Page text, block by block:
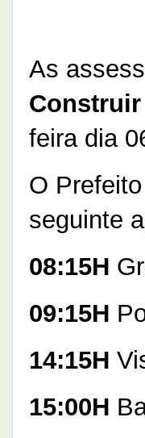
As
feira dia
O
seguinte
08:15H
09:15H
14:15H
15:00H